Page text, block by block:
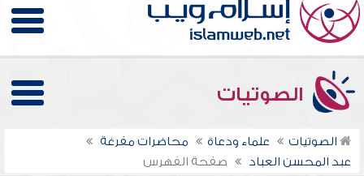
الصوتيات
الصوتيات علماء ودعاة
محاضرات مفرغة
عبد المحسن العباد
صفحة الفهرس